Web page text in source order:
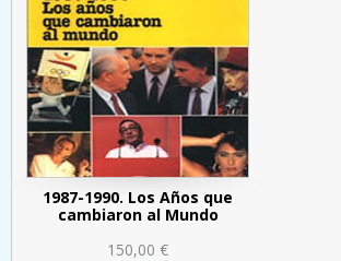
1987-1990. Los Años que
cambiaron al Mundo
150,00 €